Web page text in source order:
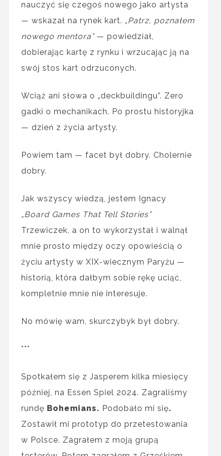
nauczyć się czegoś nowego jako artysta
— wskazał na rynek kart. „Patrz, poznałem
nowego mentora”— powiedział,
dobierając kartę z rynku i wrzucając ją na
swój stos kart odrzuconych.
Wciąż ani słowa o „deckbuildingu”. Zero
gadki o mechanikach. Po prostu historyjka
— dzień z życia artysty.
Powiem tam — facet był dobry. Cholernie
dobry.
Jak wszyscy wiedzą, jestem Ignacy
„Board Games That Tell Stories”
Trzewiczek, a on to wykorzystał i walnął
mnie prosto między oczy opowieścią o
życiu artysty w XIX-wiecznym Paryżu —
historią, która dałbym sobie rękę uciąć,
kompletnie mnie nie interesuje.
No mówię wam, skurczybyk był dobry.
***
Spotkałem się z Jasperem kilka miesięcy
później, na Essen Spiel 2024. Zagraliśmy
rundę Bohemians. Podobało mi się.
Zostawił mi prototyp do przetestowania
w Polsce. Zagrałem z moją grupą